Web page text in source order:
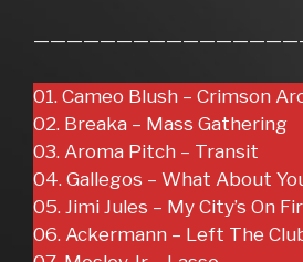
01. Cameo Blush – Crimson
02. Breaka – Mass Gathering
03. Aroma Pitch – Transit
04. Gallegos – What About
05. Jimi Jules – My City’s On
06. Ackermann – Left The